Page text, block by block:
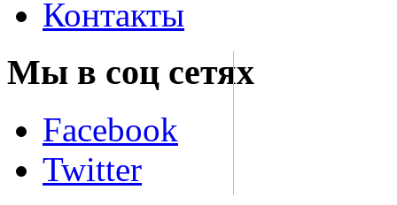
Контакты
Мы в соц сетях
Facebook
Twitter